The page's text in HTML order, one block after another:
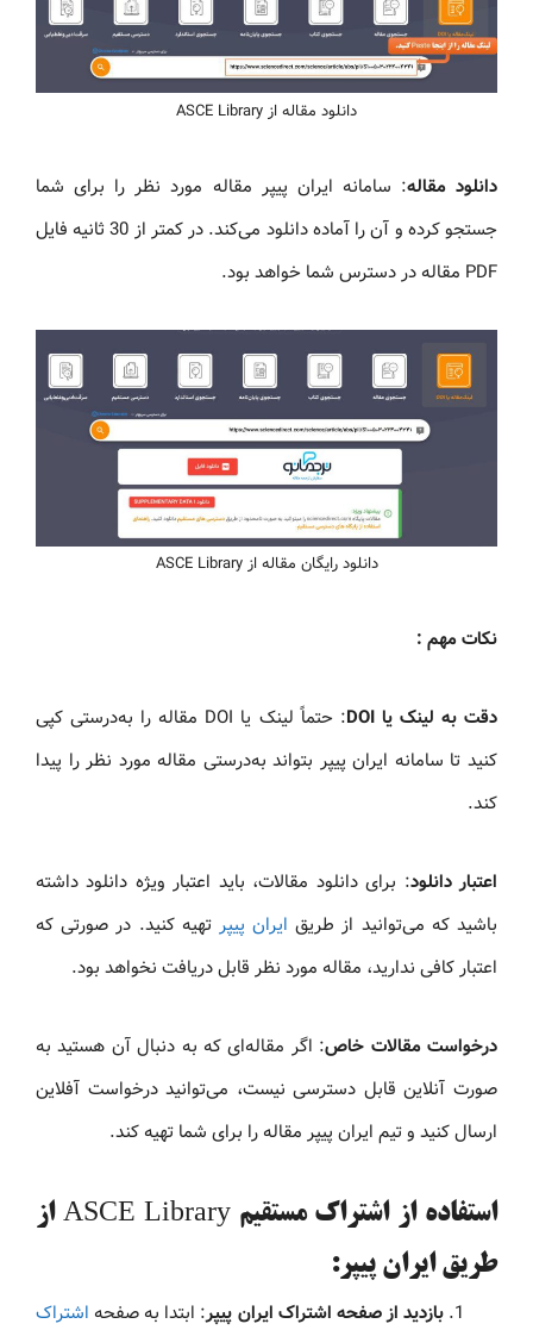
دانلود مقاله از ASCE Library
دانلود مقاله: سامانه ایران پیپر مقاله مورد نظر را برای شما
جستجو کرده و آن را آماده دانلود می‌کند. در کمتر از 30 ثانیه فایل
PDF مقاله در دسترس شما خواهد بود.
دانلود رایگان مقاله از ASCE Library
نکات مهم :
دقت به لینک یا DOI
: حتماً لینک یا DOI مقاله را به‌درستی کپی
کنید تا سامانه ایران پیپر بتواند به‌درستی مقاله مورد نظر را پیدا
کند.
اعتبار دانلود: برای دانلود مقالات، باید اعتبار ویژه دانلود داشته
باشید که می‌توانید از طریقایران پیپر تهیه کنید. در صورتی که
اعتبار کافی ندارید، مقاله مورد نظر قابل دریافت نخواهد بود.
درخواست مقالات خاص: اگر مقاله‌ای که به دنبال آن هستید به
صورت آنلاین قابل دسترسی نیست، می‌توانید درخواست آفلاین
ارسال کنید و تیم ایران پیپر مقاله را برای شما تهیه کند.
استفاده از اشتراک مستقیم ASCE Library از
طریق ایران پیپر:
بازدید از صفحه اشتراک ایران پیپر: ابتدا به صفحه اشتراک‌